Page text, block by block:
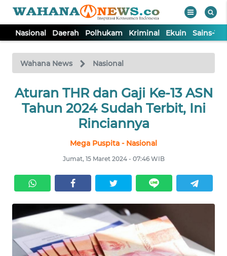
Nasional Daerah Polhukam Kriminal Ekuin Sains-
Wahana News Nasional
Aturan THR dan Gaji Ke-13 ASN
Tahun 2024 Sudah Terbit, Ini
Rinciannya
Mega Puspita - Nasional
Jumat, 15 Maret 2024 - 07:46 WIB
TV
Tutup
NASIONAL
KRIMINAL
EKUIN
SAINS-TEKNO